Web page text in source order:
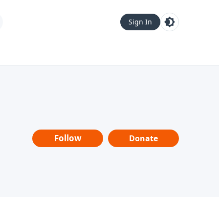
Sign In
Follow Donate